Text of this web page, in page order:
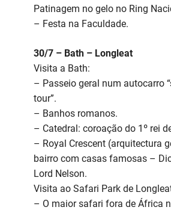
Patinagem no gelo no Ring
– Festa na Faculdade.
30/7 – Bath – Longleat
Visita a Bath:
– Passeio geral num autocarro
tour”.
– Banhos romanos.
– Catedral: coroação do 1º rei
– Royal Crescent (arquitectura
bairro com casas famosas –
Lord Nelson.
Visita ao Safari Park de
– O maior safari fora de África